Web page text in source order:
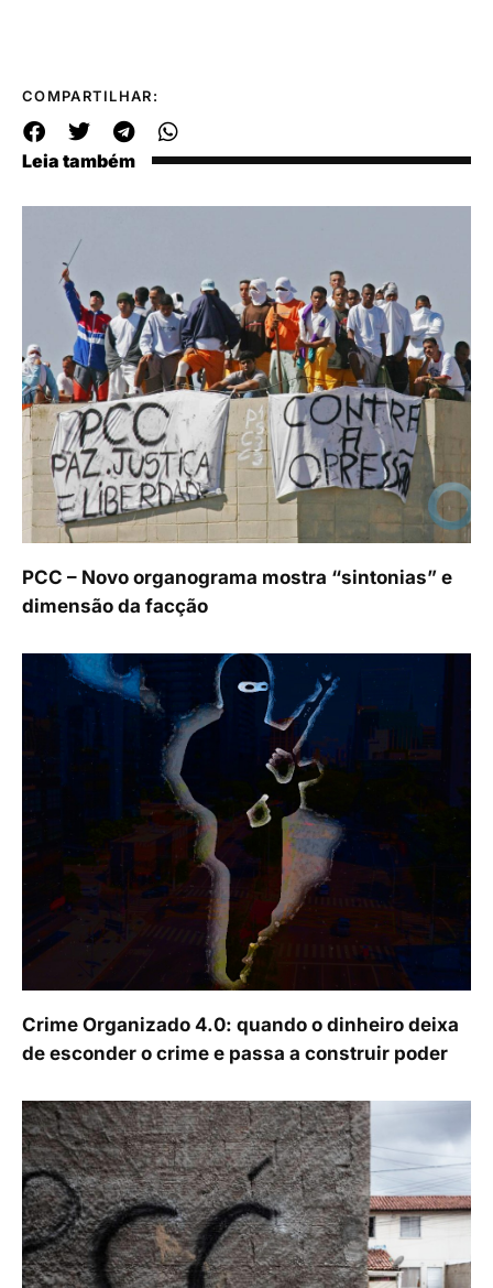
COMPARTILHAR:
Leia também
PCC – Novo organograma mostra “sintonias” e
dimensão da facção
Crime Organizado 4.0: quando o dinheiro deixa
de esconder o crime e passa a construir poder